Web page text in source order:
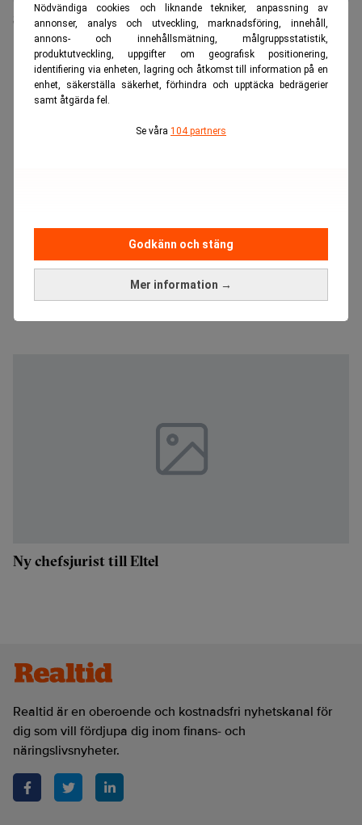
Nödvändiga cookies och liknande tekniker, anpassning av
annonser, analys och utveckling, marknadsföring, innehåll,
annons- och innehållsmätning, målgruppsstatistik,
produktutveckling, uppgifter om geografisk positionering,
identifiering via enheten, lagring och åtkomst till information på en
enhet, säkerställa säkerhet, förhindra och upptäcka bedrägerier
samt åtgärda fel.
Se våra 104 partners
Mer information →
Godkänn och stäng
Skierfe snor chefsjurist från Jernhusen
ANNONS
Ny chefsjurist till Eltel
Realtid är en oberoende och kostnadsfri nyhetskanal för
dig som vill fördjupa dig inom finans- och
näringslivsnyheter.